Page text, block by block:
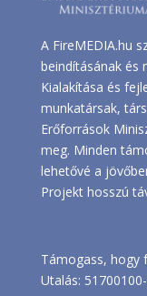
A FireMEDIA.hu
beindításának és
Kialakítása és
munkatársak,
Erőforrások
meg. Minden
lehetővé a
Projekt hosszú
Támogass, hogy
Utalás: